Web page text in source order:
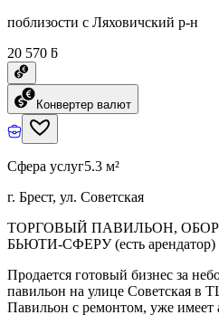
поблизости с Ляховичский р-н
20 570 ƃ
Конвертер валют
Сфера услуг5.3 м²
г. Брест, ул. Советская
ТОРГОВЫЙ ПАВИЛЬОН,
БЬЮТИ-СФЕРУ (есть арендатор)
Продается готовый бизнес за
павильон на улице Советская в
Павильон с ремонтом, уже имеет